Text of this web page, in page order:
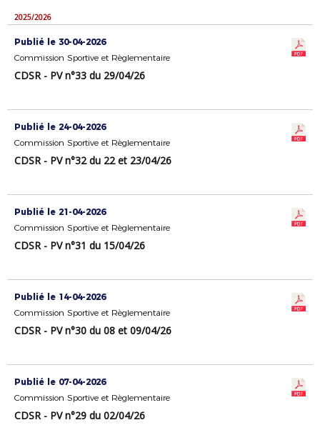
2025/2026
Publié le 30-04-2026
Commission Sportive et Règlementaire
CDSR - PV n°33 du 29/04/26
Publié le 24-04-2026
Commission Sportive et Règlementaire
CDSR - PV n°32 du 22 et 23/04/26
Publié le 21-04-2026
Commission Sportive et Règlementaire
CDSR - PV n°31 du 15/04/26
Publié le 14-04-2026
Commission Sportive et Règlementaire
CDSR - PV n°30 du 08 et 09/04/26
Publié le 07-04-2026
Commission Sportive et Règlementaire
CDSR - PV n°29 du 02/04/26